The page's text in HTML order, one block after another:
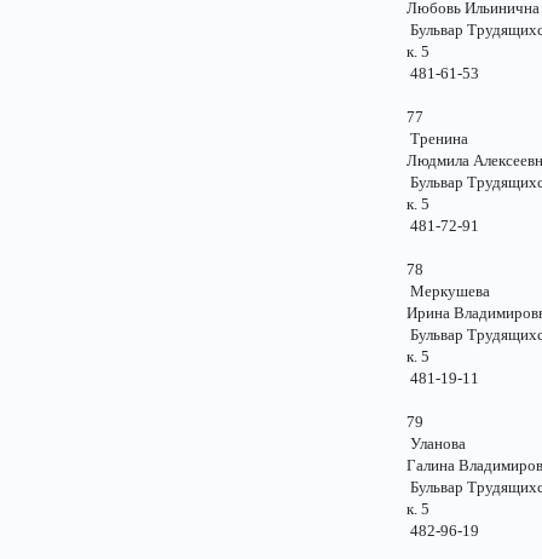
Любовь
Бульвар
к. 5
481-61-53
77
Тренина
Людмила
Бульвар
к. 5
481-72-91
78
Меркушева
Ирина
Бульвар
к. 5
481-19-11
79
Уланова
Галина
Бульвар
к. 5
482-96-19